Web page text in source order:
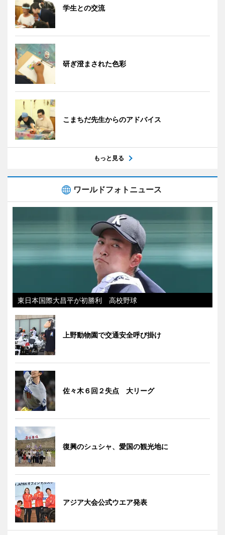
学生との交流
研ぎ澄まされた色彩
こまちだ先生からのアドバイス
もっと見る
ワールドフォトニュース
東日本国際大昌平が初勝利 高校野球
上野動物園で交通安全呼び掛け
佐々木６回２失点 大リーグ
復興のシュシャ、愛国の観光地に
アジア大会公式ウエア発表